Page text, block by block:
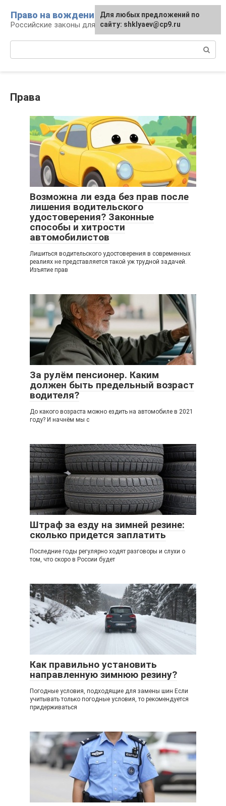
контенту
Право на вождение
Российские законы для автомобилистов
Права
Возможна ли езда без прав после
лишения водительского
удостоверения? Законные
способы и хитрости
автомобилистов
Лишиться водительского удостоверения в современных
реалиях не представляется такой уж трудной задачей.
Изъятие прав
За рулём пенсионер. Каким
должен быть предельный возраст
водителя?
До какого возраста можно ездить на автомобиле в 2021
году? И начнём мы с
Штраф за езду на зимней резине:
сколько придется заплатить
Последние годы регулярно ходят разговоры и слухи о
том, что скоро в России будет
Как правильно установить
направленную зимнюю резину?
Погодные условия, подходящие для замены шин Если
учитывать только погодные условия, то рекомендуется
придерживаться
Для любых предложений по
сайту: shklyaev@cp9.ru